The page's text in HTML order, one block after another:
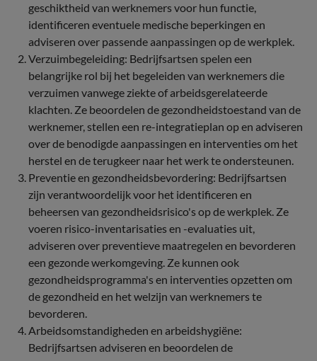
geschiktheid van werknemers voor hun functie,
identificeren eventuele medische beperkingen en
adviseren over passende aanpassingen op de werkplek.
Verzuimbegeleiding: Bedrijfsartsen spelen een
belangrijke rol bij het begeleiden van werknemers die
verzuimen vanwege ziekte of arbeidsgerelateerde
klachten. Ze beoordelen de gezondheidstoestand van de
werknemer, stellen een re-integratieplan op en adviseren
over de benodigde aanpassingen en interventies om het
herstel en de terugkeer naar het werk te ondersteunen.
Preventie en gezondheidsbevordering: Bedrijfsartsen
zijn verantwoordelijk voor het identificeren en
beheersen van gezondheidsrisico's op de werkplek. Ze
voeren risico-inventarisaties en -evaluaties uit,
adviseren over preventieve maatregelen en bevorderen
een gezonde werkomgeving. Ze kunnen ook
gezondheidsprogramma's en interventies opzetten om
de gezondheid en het welzijn van werknemers te
bevorderen.
Arbeidsomstandigheden en arbeidshygiëne:
Bedrijfsartsen adviseren en beoordelen de